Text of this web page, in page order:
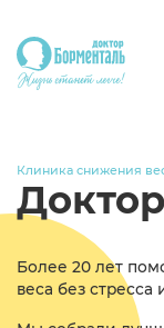
Клиника снижения
Более 20 лет
веса без стресса